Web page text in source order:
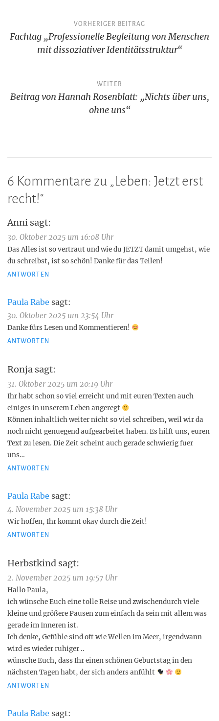
Beitragsnavigation
VORHERIGER BEITRAG
Fachtag „Professionelle Begleitung von Menschen
mit dissoziativer Identitätsstruktur“
WEITER
Beitrag von Hannah Rosenblatt: „Nichts über uns,
ohne uns“
6 Kommentare zu „Leben: Jetzt erst
recht!“
Anni sagt:
30. Oktober 2025 um 16:08 Uhr
Das Alles ist so vertraut und wie du JETZT damit umgehst, wie
du schreibst, ist so schön! Danke für das Teilen!
ANTWORTEN
Paula Rabe sagt:
30. Oktober 2025 um 23:54 Uhr
Danke fürs Lesen und Kommentieren!
ANTWORTEN
Ronja sagt:
31. Oktober 2025 um 20:19 Uhr
Ihr habt schon so viel erreicht und mit euren Texten auch
einiges in unserem Leben angeregt
Können inhaltlich weiter nicht so viel schreiben, weil wir da
noch nicht genuegend aufgearbeitet haben. Es hilft uns, euren
Text zu lesen. Die Zeit scheint auch gerade schwierig fuer
uns…
ANTWORTEN
Paula Rabe sagt:
4. November 2025 um 15:38 Uhr
Wir hoffen, Ihr kommt okay durch die Zeit!
ANTWORTEN
Herbstkind sagt:
2. November 2025 um 19:57 Uhr
Hallo Paula,
ich wünsche Euch eine tolle Reise und zwischendurch viele
kleine und größere Pausen zum einfach da sein mit allem was
gerade im Inneren ist.
Ich denke, Gefühle sind oft wie Wellen im Meer, irgendwann
wird es wieder ruhiger ..
wünsche Euch, dass Ihr einen schönen Geburtstag in den
nächsten Tagen habt, der sich anders anfühlt
ANTWORTEN
Paula Rabe sagt: